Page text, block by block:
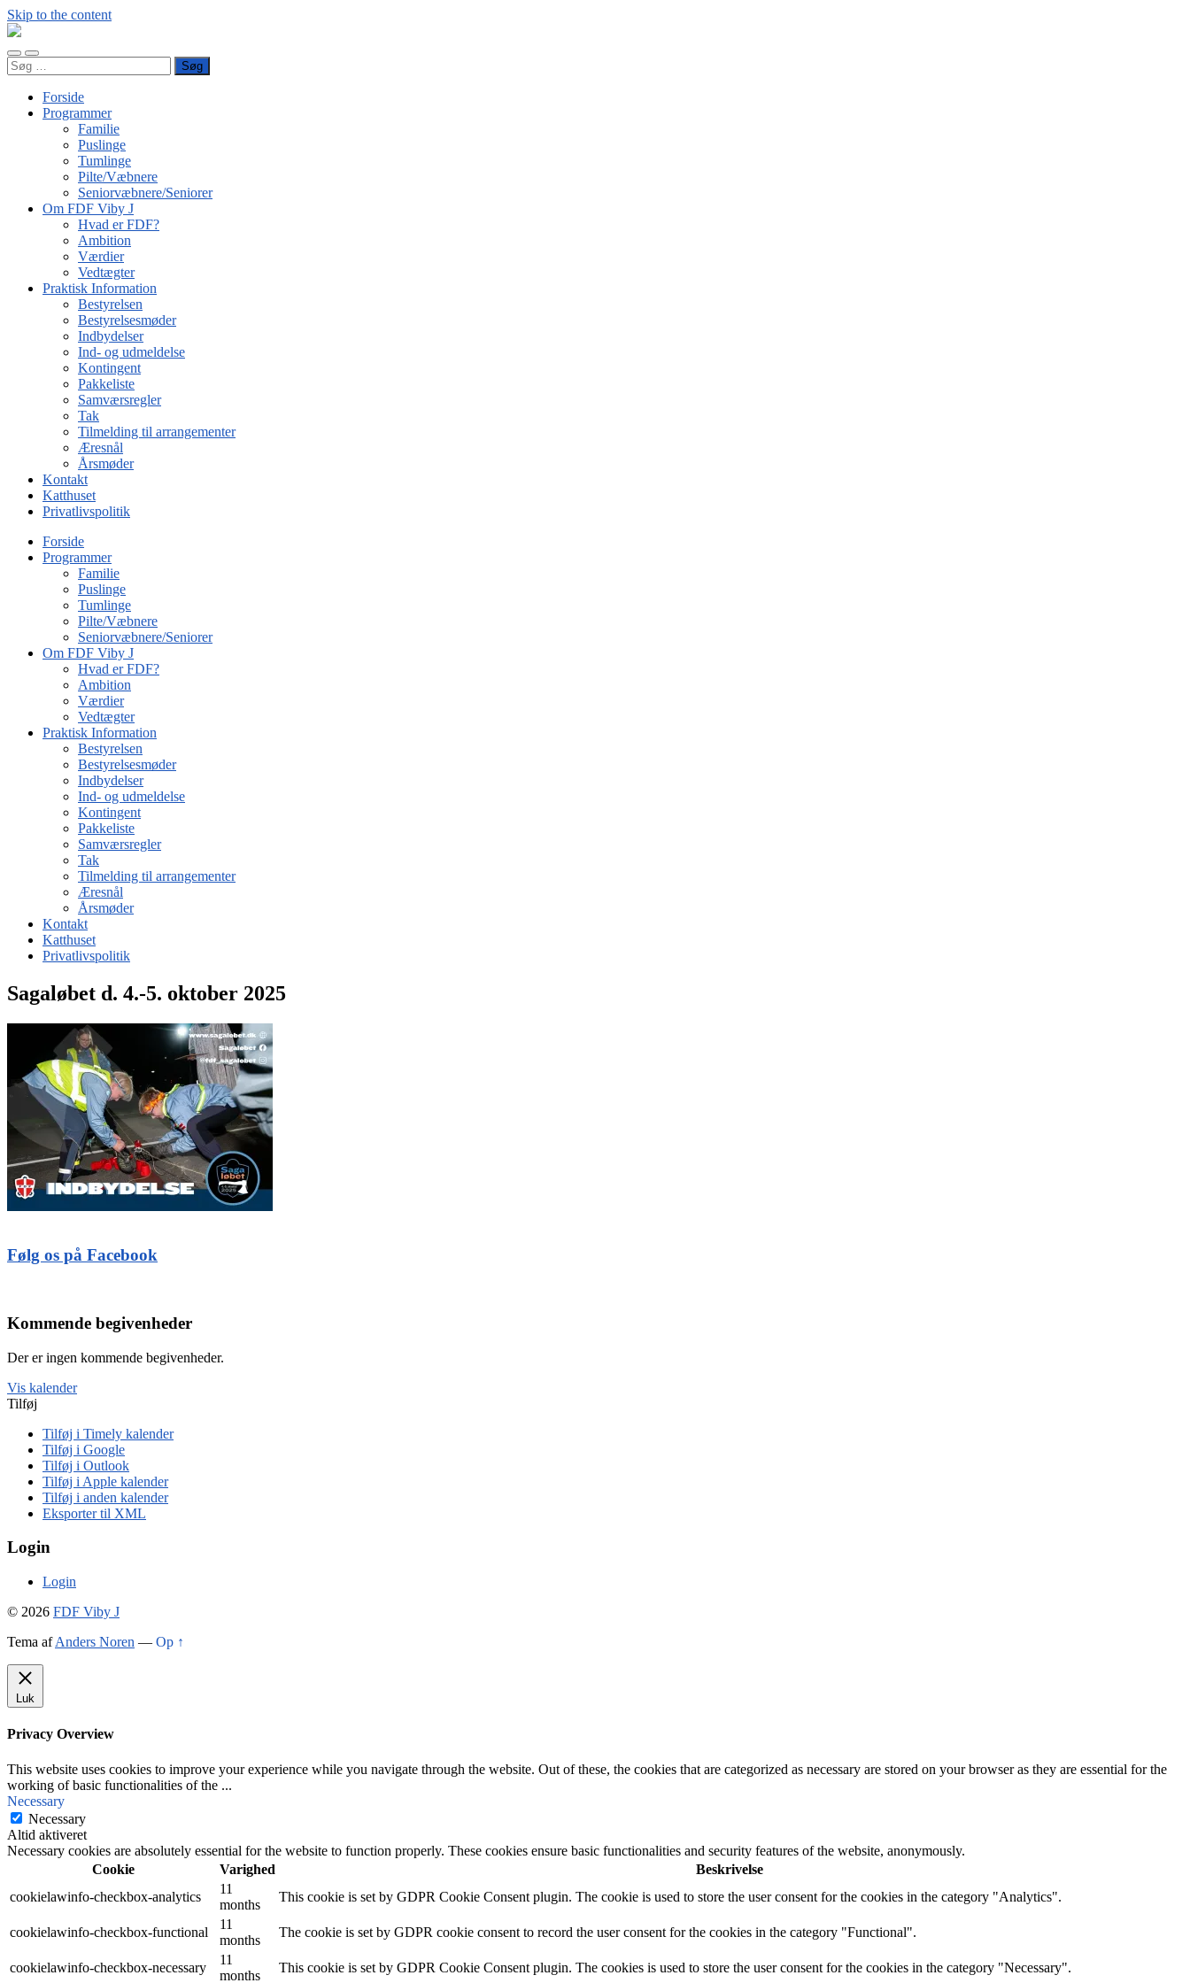
Skip to the content
FDF
J
Toggle
mobile
Toggle
search
Søg
efter:
Forside
Programmer
Familie
Puslinge
Tumlinge
Pilte/Væbnere
Seniorvæbnere/Seniorer
Om FDF Viby J
Hvad er FDF?
Ambition
Værdier
Vedtægter
Praktisk Information
Bestyrelsen
Bestyrelsesmøder
Indbydelser
Ind- og udmeldelse
Kontingent
Pakkeliste
Samværsregler
Tak
Tilmelding til arrangementer
Æresnål
Årsmøder
Kontakt
Katthuset
Privatlivspolitik
Forside
Programmer
Familie
Puslinge
Tumlinge
Pilte/Væbnere
Seniorvæbnere/Seniorer
Om FDF Viby J
Hvad er FDF?
Ambition
Værdier
Vedtægter
Praktisk Information
Bestyrelsen
Bestyrelsesmøder
Indbydelser
Ind- og udmeldelse
Kontingent
Pakkeliste
Samværsregler
Tak
Tilmelding til arrangementer
Æresnål
Årsmøder
Kontakt
Katthuset
Privatlivspolitik
Sagaløbet d. 4.-5. oktober 2025
Følg os på Facebook
Kommende begivenheder
Der er ingen kommende begivenheder.
Vis kalender
Tilføj
Tilføj i Timely kalender
Tilføj i Google
Tilføj i Outlook
Tilføj i Apple kalender
Tilføj i anden kalender
Eksporter til XML
Login
Login
© 2026 FDF Viby J
Tema afAnders Noren — Op ↑
Luk
Privacy Overview
This website uses cookies to improve your experience while you navigate through the website. Out of these, the cookies that are categorized as necessary are stored on your browser as they are essential for the
working of basic functionalities of the ...
Necessary
Necessary
Altid aktiveret
Necessary cookies are absolutely essential for the website to function properly. These cookies ensure basic functionalities and security features of the website, anonymously.
Cookie
Varighed
Beskrivelse
cookielawinfo-checkbox-analytics
11
months
This cookie is set by GDPR Cookie Consent plugin. The cookie is used to store the user consent for the cookies in the category "Analytics".
cookielawinfo-checkbox-functional
11
months
The cookie is set by GDPR cookie consent to record the user consent for the cookies in the category "Functional".
cookielawinfo-checkbox-necessary
11
months
This cookie is set by GDPR Cookie Consent plugin. The cookies is used to store the user consent for the cookies in the category "Necessary".